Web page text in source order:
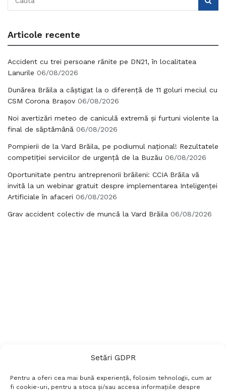
Setări GDPR
Pentru a oferi cea mai bună experiență, folosim tehnologii, cum ar
fi cookie-uri, pentru a stoca și/sau accesa informațiile despre
Articole recente
Accident cu trei persoane rănite pe DN21, în localitatea
Lanurile 06/08/2026
Dunărea Brăila a câștigat la o diferență de 11 goluri meciul cu
CSM Corona Brașov 06/08/2026
Noi avertizări meteo de caniculă extremă și furtuni violente la
final de săptămână 06/08/2026
Pompierii de la Vard Brăila, pe podiumul național! Rezultatele
competiției serviciilor de urgență de la Buzău 06/08/2026
Oportunitate pentru antreprenorii brăileni: CCIA Brăila vă
invită la un webinar gratuit despre implementarea Inteligenței
Artificiale în afaceri 06/08/2026
Grav accident colectiv de muncă la Vard Brăila 06/08/2026